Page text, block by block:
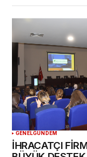
GENELGÜNDEM
İHRACATÇI